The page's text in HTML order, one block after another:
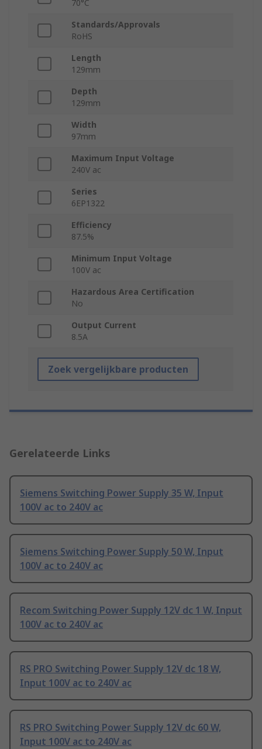
70°C
Standards/Approvals
RoHS
Length
129mm
Depth
129mm
Width
97mm
Maximum Input Voltage
240V ac
Series
6EP1322
Efficiency
87.5%
Minimum Input Voltage
100V ac
Hazardous Area Certification
No
Output Current
8.5A
Zoek vergelijkbare producten
Gerelateerde Links
Siemens Switching Power Supply 35 W, Input
100V ac to 240V ac
Siemens Switching Power Supply 50 W, Input
100V ac to 240V ac
Recom Switching Power Supply 12V dc 1 W, Input
100V ac to 240V ac
RS PRO Switching Power Supply 12V dc 18 W,
Input 100V ac to 240V ac
RS PRO Switching Power Supply 12V dc 60 W,
Input 100V ac to 240V ac